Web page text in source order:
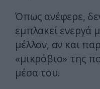
Όπως ανέφερε,
εμπλακεί ενεργά
μέλλον, αν και
«μικρόβιο» της
μέσα του.